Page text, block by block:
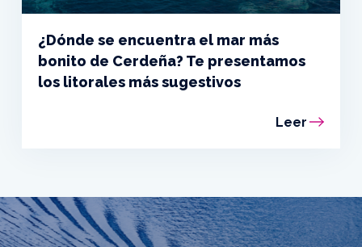
¿Dónde se encuentra el mar más
bonito de Cerdeña? Te presentamos
los litorales más sugestivos
Leer